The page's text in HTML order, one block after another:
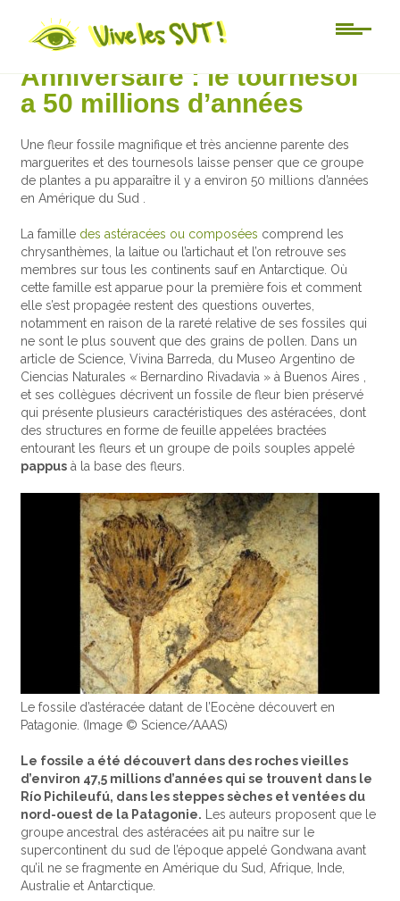
Actu-sciences
Anniversaire : le tournesol
a 50 millions d’années
Une fleur fossile magnifique et très ancienne parente des
marguerites et des tournesols laisse penser que ce groupe
de plantes a pu apparaître il y a environ 50 millions d’années
en Amérique du Sud .
La famille des astéracées ou composées comprend les
chrysanthèmes, la laitue ou l’artichaut et l’on retrouve ses
membres sur tous les continents sauf en Antarctique. Où
cette famille est apparue pour la première fois et comment
elle s’est propagée restent des questions ouvertes,
notamment en raison de la rareté relative de ses fossiles qui
ne sont le plus souvent que des grains de pollen. Dans un
article de Science, Vivina Barreda, du Museo Argentino de
Ciencias Naturales « Bernardino Rivadavia » à Buenos Aires ,
et ses collègues décrivent un fossile de fleur bien préservé
qui présente plusieurs caractéristiques des astéracées, dont
des structures en forme de feuille appelées bractées
entourant les fleurs et un groupe de poils souples appelé
pappus à la base des fleurs.
Le fossile d’astéracée datant de l’Eocène découvert en
Patagonie. (Image © Science/AAAS)
Le fossile a été découvert dans des roches vieilles
d’environ 47,5 millions d’années qui se trouvent dans le
Río Pichileufú, dans les steppes sèches et ventées du
nord-ouest de la Patagonie. Les auteurs proposent que le
groupe ancestral des astéracées ait pu naître sur le
supercontinent du sud de l’époque appelé Gondwana avant
qu’il ne se fragmente en Amérique du Sud, Afrique, Inde,
Australie et Antarctique.